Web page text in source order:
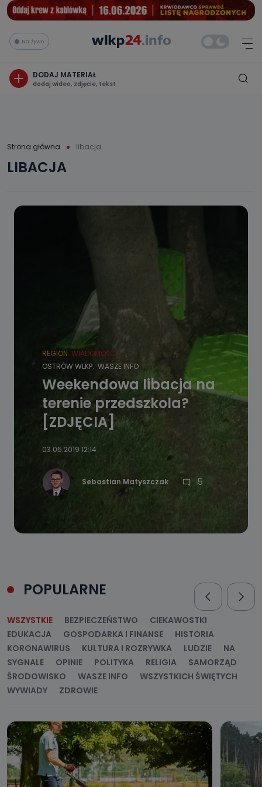
Na żywo
DODAJ MATERIAŁ
dodaj wideo, zdjęcie, tekst
Strona główna libacja
LIBACJA
REGION WIADOMOŚCI
OSTRÓW WLKP. WASZE INFO
Weekendowa libacja na
terenie przedszkola?
[ZDJĘCIA]
03.05.2019 12:14
Sebastian Matyszczak 5
POPULARNE
WSZYSTKIE BEZPIECZEŃSTWO
CIEKAWOSTKI
EDUKACJA
GOSPODARKA I FINANSE
HISTORIA
KORONAWIRUS
KULTURA I ROZRYWKA LUDZIE
NA
SYGNALE
OPINIE POLITYKA RELIGIA
SAMORZĄD
ŚRODOWISKO
WASZE INFO
WSZYSTKICH ŚWIĘTYCH
WYWIADY
ZDROWIE